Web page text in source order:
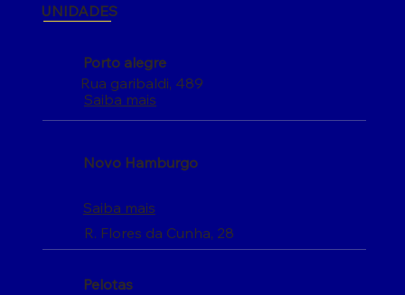
UNIDADES
Porto alegre
Saiba mais
Rua garibaldi, 489
Novo Hamburgo
R. Flores da Cunha, 28
Saiba mais
Pelotas